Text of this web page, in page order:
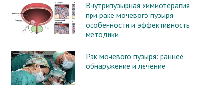
Внутрипузырная химиотерапия
при раке мочевого пузыря –
особенности и эффективность
методики
Рак мочевого пузыря: раннее
обнаружение и лечение